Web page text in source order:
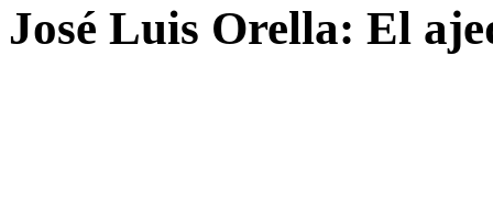
José Luis Orella: El